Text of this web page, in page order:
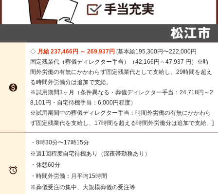

月給 237,466円 ～ 269,937円 基本給195,300円〜222,000円
固定残業代（葬儀ディレクター手当）（42,166円～47,937 円）※時
間外労働の有無にかかわらず固定残業代として支給し、29時間を超え
る時間外労働分は追加で支給。
※試用期間3ヶ月（条件異なる・葬儀ディレクター手当：24,718円～2
8,101円・自宅待機手当：6,000円程度）
※試用期間中の葬儀ディレクター手当：時間外労働の有無にかかわら
ず固定残業代を支給し、17時間を超える時間外労働分は追加で支給。

・8時30分〜17時15分
※週1回程度自宅待機あり（深夜帯勤務あり）
・休憩60分
・時間外労働：月平均15時間
※葬儀受注の集中、大規模葬儀の受注等